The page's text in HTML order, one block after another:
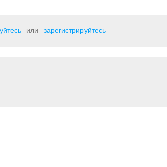
или зарегистрируйтесь